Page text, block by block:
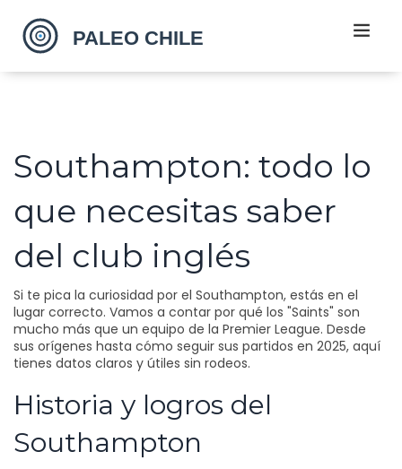
Southampton: todo lo
que necesitas saber
del club inglés
Si te pica la curiosidad por el Southampton, estás en el
lugar correcto. Vamos a contar por qué los "Saints" son
mucho más que un equipo de la Premier League. Desde
sus orígenes hasta cómo seguir sus partidos en 2025, aquí
tienes datos claros y útiles sin rodeos.
Historia y logros del
Southampton